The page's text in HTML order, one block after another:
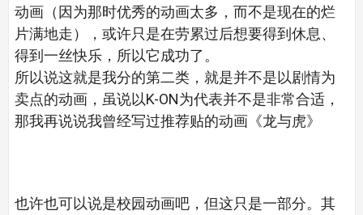
动画（因为那时优秀的动画太多，而不是现在的烂
片满地走），或许只是在劳累过后想要得到休息、
得到一丝快乐，所以它成功了。
所以说这就是我分的第二类，就是并不是以剧情为
卖点的动画，虽说以K-ON为代表并不是非常合适，
那我再说说我曾经写过推荐贴的动画《龙与虎》
也许也可以说是校园动画吧，但这只是一部分。其